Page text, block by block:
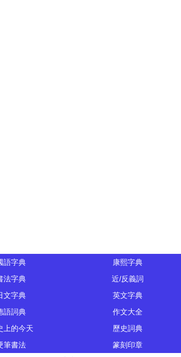
語字典 康熙字典
法字典 近/反義詞
文字典 英文字典
語詞典 作文大全
上的今天 歷史詞典
筆書法 篆刻印章